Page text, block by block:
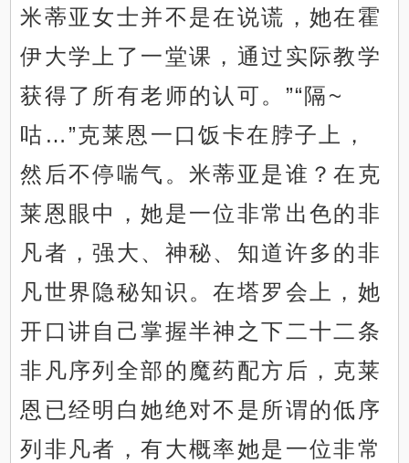
米蒂亚女士并不是在说谎，她在霍
伊大学上了一堂课，通过实际教学
获得了所有老师的认可。”“隔~
咕…”克莱恩一口饭卡在脖子上，
然后不停喘气。米蒂亚是谁？在克
莱恩眼中，她是一位非常出色的非
凡者，强大、神秘、知道许多的非
凡世界隐秘知识。在塔罗会上，她
开口讲自己掌握半神之下二十二条
非凡序列全部的魔药配方后，克莱
恩已经明白她绝对不是所谓的低序
列非凡者，有大概率她是一位非常